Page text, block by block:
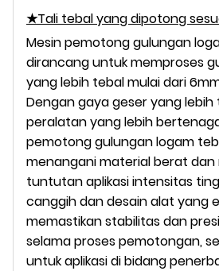
★Tali tebal yang dipotong
Mesin pemotong gulungan
dirancang untuk memproses
yang lebih tebal mulai dari
Dengan gaya geser yang lebih
peralatan yang lebih
pemotong gulungan logam
menangani material berat dan
tuntutan aplikasi intensitas
canggih dan desain alat yang
memastikan stabilitas dan
selama proses pemotongan,
untuk aplikasi di bidang